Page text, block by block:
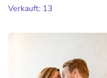
Verkauft: 13